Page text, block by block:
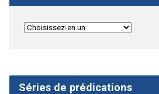
Séries de prédications